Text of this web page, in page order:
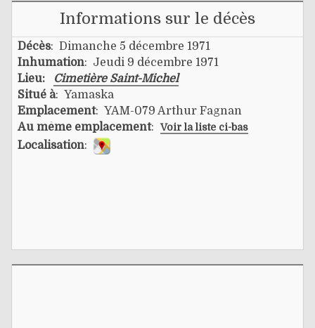
Informations sur le décès
Décès: Dimanche 5 décembre 1971
Inhumation: Jeudi 9 décembre 1971
Lieu:
Cimetière Saint-Michel
Situé à: Yamaska
Emplacement: YAM-079 Arthur Fagnan
Au même emplacement: Voir la liste ci-bas
Localisation: